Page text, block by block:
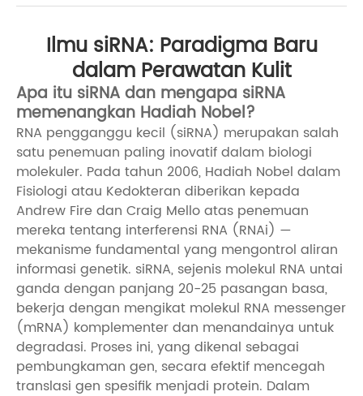
Ilmu siRNA: Paradigma Baru
dalam Perawatan Kulit
Apa itu siRNA dan mengapa siRNA
memenangkan Hadiah Nobel?
RNA pengganggu kecil (siRNA) merupakan salah
satu penemuan paling inovatif dalam biologi
molekuler. Pada tahun 2006, Hadiah Nobel dalam
Fisiologi atau Kedokteran diberikan kepada
Andrew Fire dan Craig Mello atas penemuan
mereka tentang interferensi RNA (RNAi) —
mekanisme fundamental yang mengontrol aliran
informasi genetik. siRNA, sejenis molekul RNA untai
ganda dengan panjang 20-25 pasangan basa,
bekerja dengan mengikat molekul RNA messenger
(mRNA) komplementer dan menandainya untuk
degradasi. Proses ini, yang dikenal sebagai
pembungkaman gen, secara efektif mencegah
translasi gen spesifik menjadi protein. Dalam